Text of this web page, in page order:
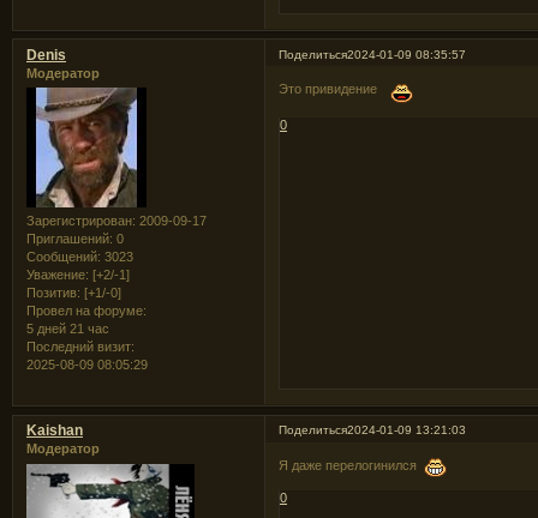
Поделиться2024-01-09 08:35:57
Denis
Модератор
Зарегистрирован: 2009-09-17
Приглашений: 0
Сообщений: 3023
Уважение: [+2/-1]
Позитив: [+1/-0]
Провел на форуме:
5 дней 21 час
Последний визит:
2025-08-09 08:05:29
Это привидение
0
Поделиться2024-01-09 13:21:03
Kaishan
Модератор
Я даже перелогинился
0